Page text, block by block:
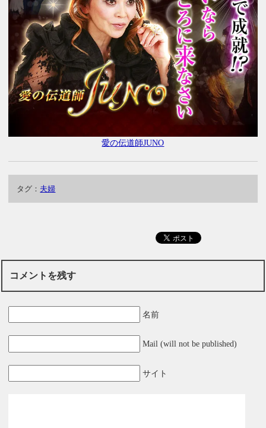
愛の伝道師JUNO
タグ： 夫婦
コメントを残す
名前
Mail (will not be published)
サイト